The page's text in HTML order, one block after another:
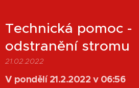
Technická pomoc -
odstranění stromu
21.02.2022
V pondělí 21.2.2022 v 06:56